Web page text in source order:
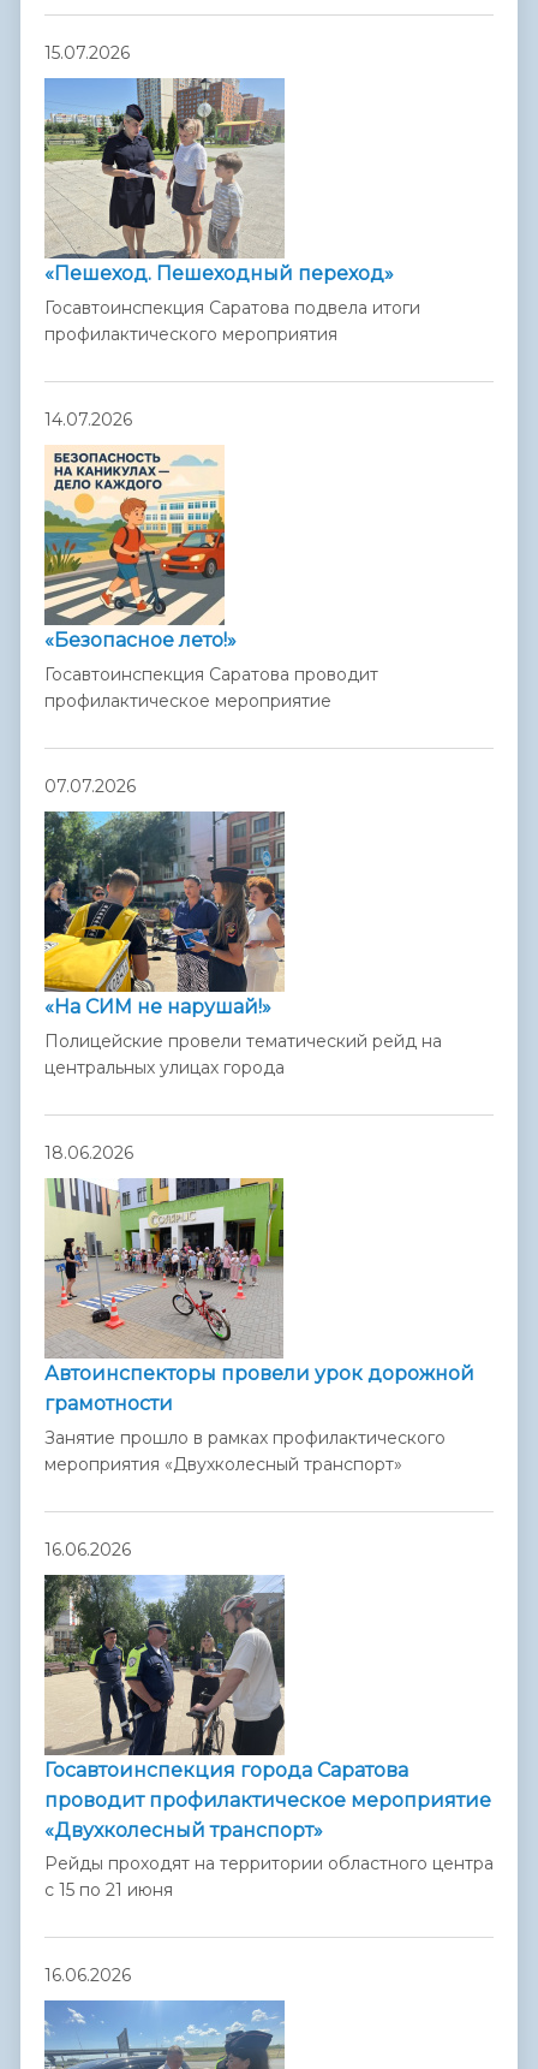
15.07.2026
«Пешеход. Пешеходный переход»
Госавтоинспекция Саратова подвела итоги
профилактического мероприятия
14.07.2026
«Безопасное лето!»
Госавтоинспекция Саратова проводит
профилактическое мероприятие
07.07.2026
«На СИМ не нарушай!»
Полицейские провели тематический рейд на
центральных улицах города
18.06.2026
Автоинспекторы провели урок дорожной
грамотности
Занятие прошло в рамках профилактического
мероприятия «Двухколесный транспорт»
16.06.2026
Госавтоинспекция города Саратова
проводит профилактическое мероприятие
«Двухколесный транспорт»
Рейды проходят на территории областного центра
с 15 по 21 июня
16.06.2026